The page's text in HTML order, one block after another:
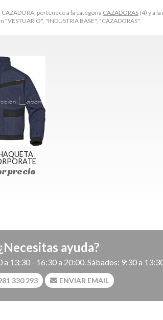
pertenece a la categoría CAZADORAS (4) y a
"VESTUARIO", "INDUSTRIA BASE", "CAZADORAS".
precio
ayuda?
a 13:30 - 16:30 a 20:00. Sábados: 9:30 a
330 293 ENVIAR EMAIL